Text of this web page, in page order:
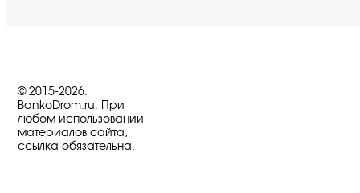
© 2015-2026.
BankoDrom.ru. При
любом использовании
материалов сайта,
ссылка обязательна.